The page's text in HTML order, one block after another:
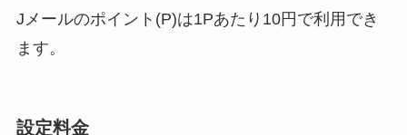
Jメールのポイント(P)は1Pあたり10円で利用でき
ます。
設定料金